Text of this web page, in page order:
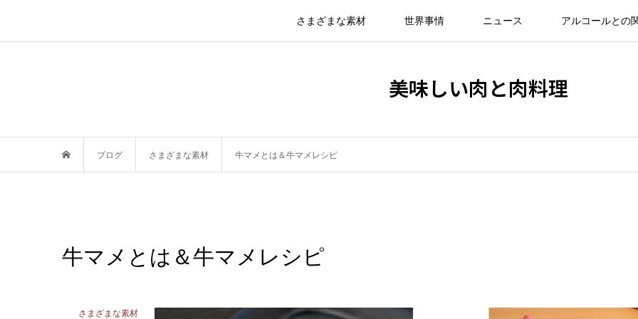
さまざまな素材 世界事情 ニュース アルコールとの
美味しい肉と肉料理
ブログ さまざまな素材 牛マメとは＆牛マメレシピ
牛マメとは＆牛マメレシピ
さまざまな素材